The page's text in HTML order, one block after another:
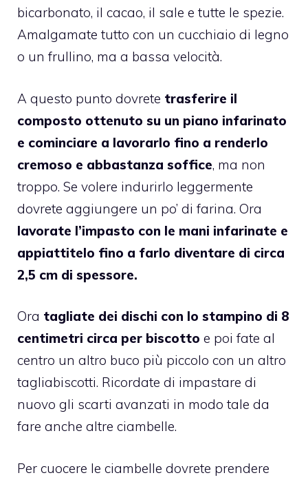
bicarbonato, il cacao, il sale e tutte le spezie.
Amalgamate tutto con un cucchiaio di legno
o un frullino, ma a bassa velocità.
A questo punto dovrete trasferire il
composto ottenuto su un piano infarinato
e cominciare a lavorarlo fino a renderlo
cremoso e abbastanza soffice, ma non
troppo. Se volere indurirlo leggermente
dovrete aggiungere un po’ di farina. Ora
lavorate l’impasto con le mani infarinate e
appiattitelo fino a farlo diventare di circa
2,5 cm di spessore.
Ora tagliate dei dischi con lo stampino di 8
centimetri circa per biscotto e poi fate al
centro un altro buco più piccolo con un altro
tagliabiscotti. Ricordate di impastare di
nuovo gli scarti avanzati in modo tale da
fare anche altre ciambelle.
Per cuocere le ciambelle dovrete prendere